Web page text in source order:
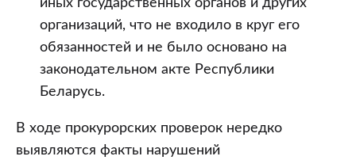
иных государственных органов и других
организаций, что не входило в круг его
обязанностей и не было основано на
законодательном акте Республики
Беларусь.
В ходе прокурорских проверок нередко
выявляются факты нарушений